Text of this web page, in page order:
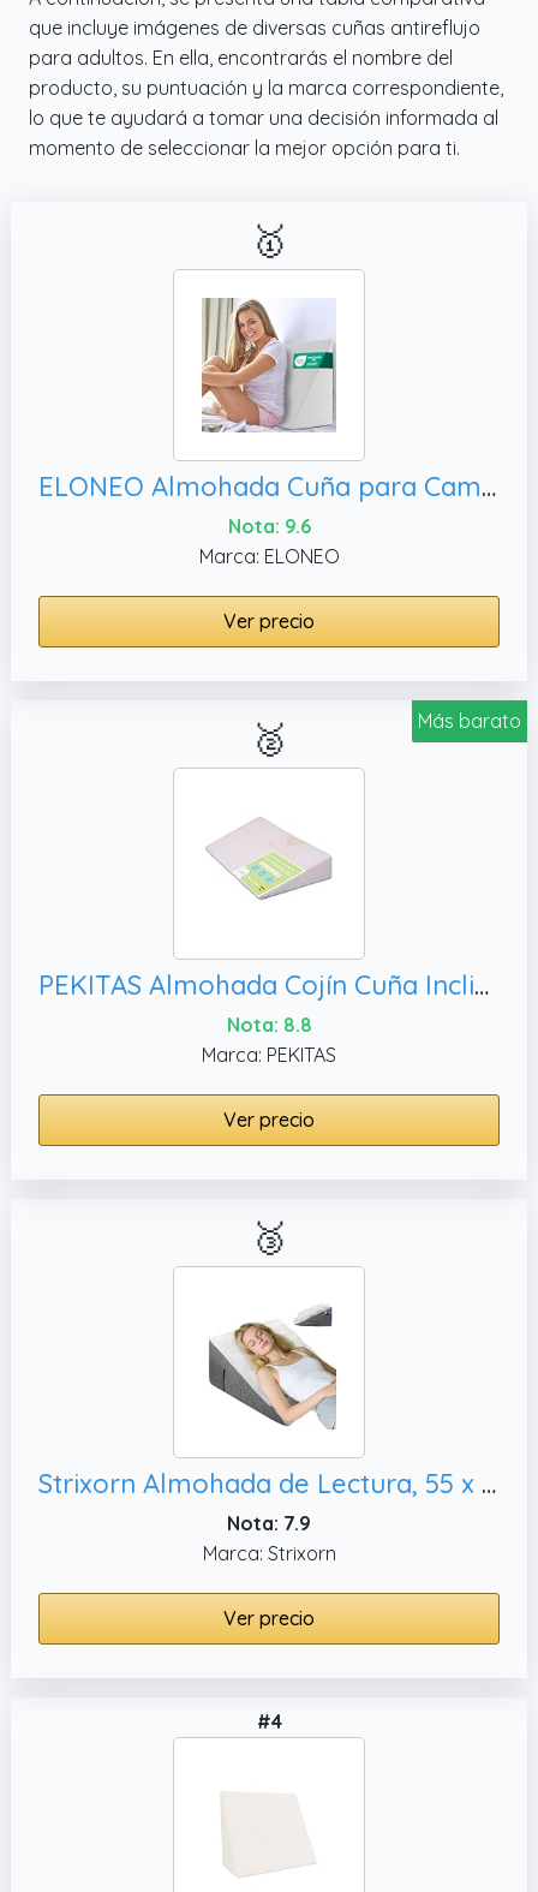
que incluye imágenes de diversas cuñas antireflujo
para adultos. En ella, encontrarás el nombre del
producto, su puntuación y la marca correspondiente,
lo que te ayudará a tomar una decisión informada al
momento de seleccionar la mejor opción para ti.
🥇
ELONEO Almohada Cuña para Cama, Cojín Ergonómico con Espuma Que Retiene la Forma (30×50×60 cm)
Nota: 9.6
Marca: ELONEO
Ver precio
Más barato
🥈
PEKITAS Almohada Cojín Cuña Inclinada Antireflujo Funda Lavable AloeVera Fabricado En España Uso Adulto (60 cm Ancho - 15° Inclinación)
Nota: 8.8
Marca: PEKITAS
Ver precio
🥉
Strixorn Almohada de Lectura, 55 x 55 x 25 cm
Nota: 7.9
Marca: Strixorn
Ver precio
#4